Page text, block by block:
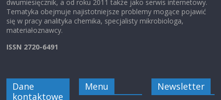
dwumiesięcznik, a od roku 2011 także jako serwis internetowy.
Tematyka obejmuje najistotniejsze problemy mogące pojawić
się w pracy analityka chemika, specjalisty mikrobiologa,
materiałoznawcy.
ISSN 2720-6491
Dane
kontaktowe
Menu Newsletter